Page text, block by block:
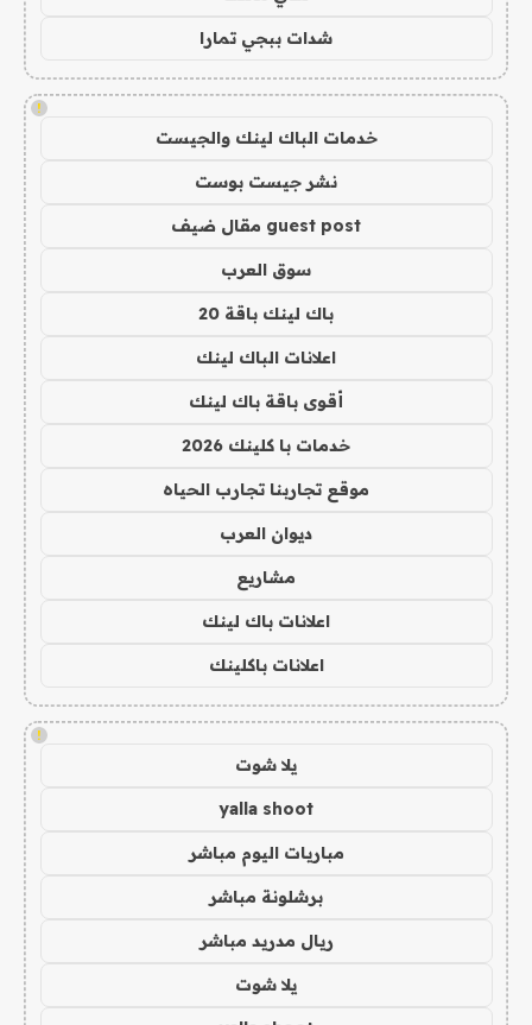
شدات ببجي تمارا
!
خدمات الباك لينك والجيست
نشر جيست بوست
guest post مقال ضيف
سوق العرب
باك لينك باقة 20
اعلانات الباك لينك
أقوى باقة باك لينك
خدمات با كلينك 2026
موقع تجاربنا تجارب الحياه
ديوان العرب
مشاريع
اعلانات باك لينك
اعلانات باكلينك
!
يلا شوت
yalla shoot
مباريات اليوم مباشر
برشلونة مباشر
ريال مدريد مباشر
يلا شوت